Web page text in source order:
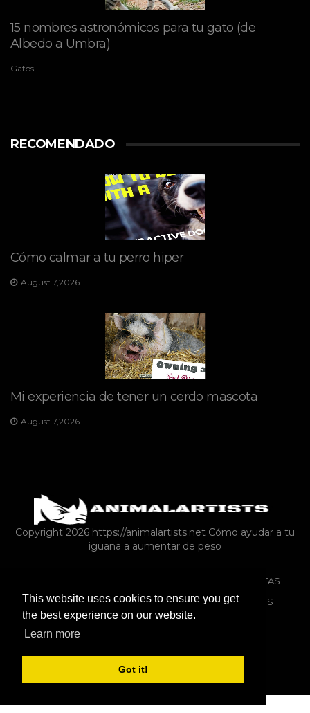
This website uses cookies to ensure you get
the best experience on our website.
Learn more
Got it!
15 nombres astronómicos para tu gato (de
Albedo a Umbra)
Gatos
RECOMENDADO
Cómo calmar a tu perro hiper
August 7,2026
Mi experiencia de tener un cerdo mascota
August 7,2026
Copyright 2026 https://animalartists.net Cómo ayudar a tu
iguana a aumentar de peso
ANIMALES DE GRANJA COMO MASCOTAS
PROPIEDAD DE MASCOTAS
REPTILES Y ANFIBIOS
CONEJOS
MISCELÁNEAS